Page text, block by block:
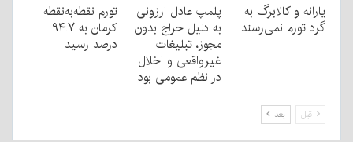
یارانه و کالابرگ به
گرد تورم نمی‌رسند
پلمپ عادل ارزونی
به دليل حراج بدون
مجوز، تبليغات
غیرواقعی و اخلال
در نظم عمومی بود
تورم نقطه‌به‌نقطه
کرمان به ۹۴.۷
درصد رسید
قبل بعد